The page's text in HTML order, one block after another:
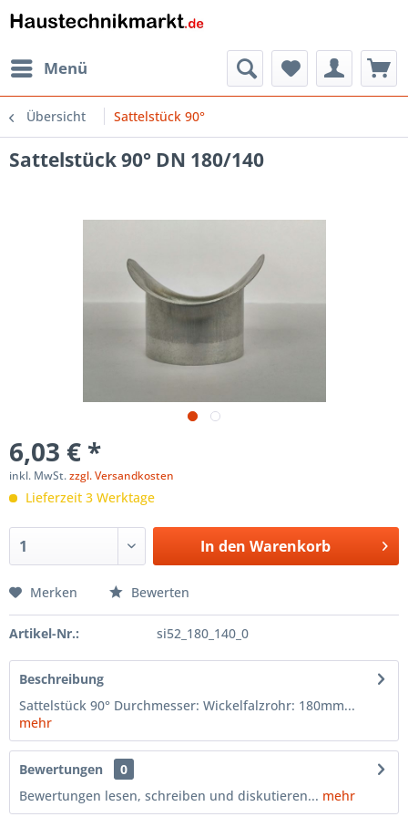
Menü
Übersicht Sattelstück 90°
Sattelstück 90° DN 180/140
6,03 € *
inkl. MwSt.zzgl. Versandkosten
Lieferzeit 3 Werktage
In den Warenkorb
Merken Bewerten
Artikel-Nr.: si52_180_140_0
Beschreibung
Sattelstück 90° Durchmesser: Wickelfalzrohr: 180mm...
mehr
Bewertungen
0
Bewertungen lesen, schreiben und diskutieren... mehr